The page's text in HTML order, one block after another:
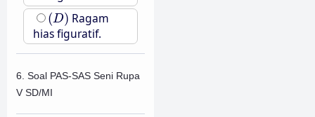
(D)
(D) Ragam
hias figuratif.
6. Soal PAS-SAS Seni Rupa
V SD/MI